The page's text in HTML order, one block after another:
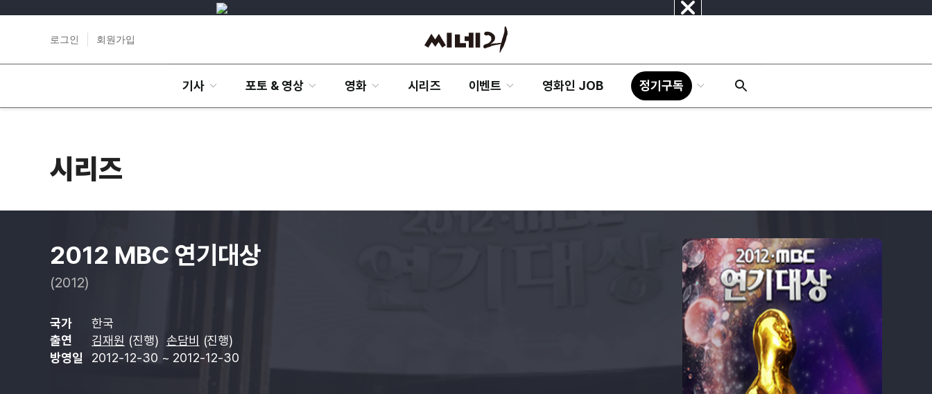
닫
로그인 회원가입
기사 포토 & 영상 영화 시리즈 이벤트 영화인 JOB 정기구독
시리즈
2012 MBC 연기대상
(2012)
국가
한국
출연
김재원 (진행) 손담비
(진행)
방영일
2012-12-30 ~ 2012-12-30